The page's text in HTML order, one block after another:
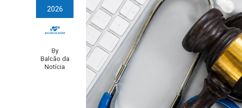
2026
By
Balcão da
Notícia